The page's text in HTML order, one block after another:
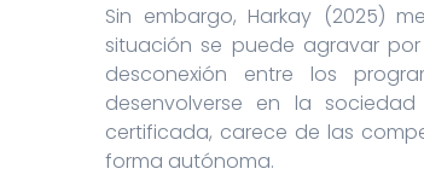
Sin embargo, Harkay (2025)
situación se puede agravar
desconexión entre los
desenvolverse en la
certificada, carece de las
forma autónoma.